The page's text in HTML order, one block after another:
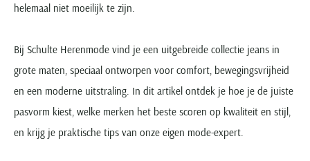
helemaal niet moeilijk te zijn.
Bij Schulte Herenmode vind je een uitgebreide collectie jeans in
grote maten, speciaal ontworpen voor comfort, bewegingsvrijheid
en een moderne uitstraling. In dit artikel ontdek je hoe je de juiste
pasvorm kiest, welke merken het beste scoren op kwaliteit en stijl,
en krijg je praktische tips van onze eigen mode-expert.